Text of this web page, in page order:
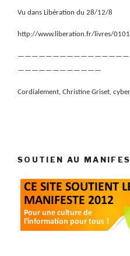
Vu dans Libération du 28/12/8
http://www.liberation.fr/livres/
————————————
Cordialement, Christine Griset,
SOUTIEN AU